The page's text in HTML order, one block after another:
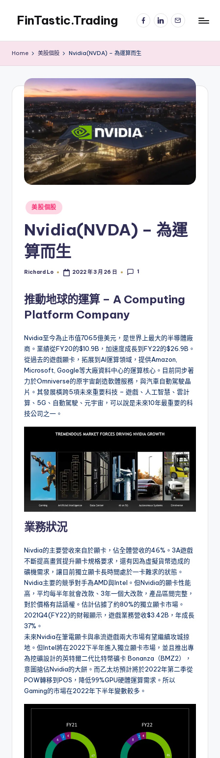
content
FinTastic.Trading
美
FacebookLinkedIn
電
子
Home 美股個股 Nvidia(NVDA) – 為運算而生
Posted
in
美股個股
Nvidia(NVDA) – 為運
算而生
Posted
Richard Lo 2022 年 3 月 26 日 1
推動地球的運算 – A Computing
Platform Company
Nvidia至今為止市值7065億美元，是世界上最大的半導體廠
商。業績從FY20的$10.9B，加速度成長到FY22的$26.9B。
從過去的遊戲顯卡，拓展到AI運算領域，提供Amazon,
Microsoft, Google等大廠資料中心的運算核心。目前同步著
力於Omniverse的原宇宙創造軟體服務，與汽車自動駕駛晶
片。其發展橫跨5項未來重要科技 – 遊戲、人工智慧、雲計
算、5G、自動駕駛、元宇宙，可以說是未來10年最重要的科
技公司之一。
業務狀況
Nivdia的主要營收來自於顯卡，佔全體營收的46%。3A遊戲
不斷提高畫質提升顯卡規格要求，還有因為虛擬貨幣造成的
礦機需求，讓目前獨立顯卡長時間處於一卡難求的狀態。
Nvidia主要的競爭對手為AMD與Intel。但Nvidia的顯卡性能
高，平均每半年就會改款、3年一個大改款，產品區間完整，
對於價格有話語權。估計佔據了約80%的獨立顯卡市場。
2021Q4(FY22)的財報顯示，遊戲業務營收$3.42B，年成長
37%。
未來Nvidia在筆電顯卡與串流遊戲兩大市場有望繼續攻城掠
地。但Intel將在2022下半年進入獨立顯卡市場，並且推出專
為挖礦設計的英特爾二代比特幣礦卡 Bonanza（BMZ2），
意圖搶佔Nvidia的大餅。而乙太坊預計將於2022年第二季從
POW轉移到POS，降低99%GPU硬體運算需求。所以
Gaming的市場在2022年下半年變數較多。